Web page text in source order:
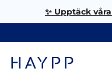
✨ Upptäck